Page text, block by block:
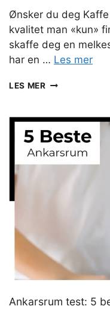
Ønsker du deg
kvalitet man «kun»
skaffe deg en
har en … Les mer
LES MER
7
BESTE
I
2026
Ankarsrum test: 5